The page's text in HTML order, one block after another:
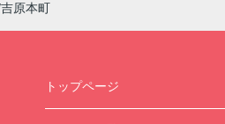
吉原本町
トップページ